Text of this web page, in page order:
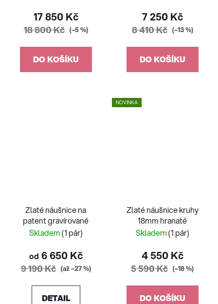
17 850 Kč
18 800 Kč (–5 %)
DO KOŠÍKU
7 250 Kč
8 410 Kč (–13 %)
DO KOŠÍKU
Zlaté náušnice na
patent gravírované
Skladem(1 pár)
od 6 650 Kč
9 190 Kč (až –27 %)
DETAIL
NOVINKA
Zlaté náušnice kruhy
18mm hranaté
Skladem(1 pár)
4 550 Kč
5 590 Kč (–18 %)
DO KOŠÍKU